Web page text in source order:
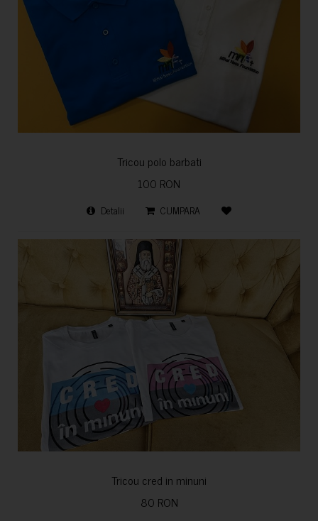
Tricou polo barbati
100 RON
Detalii CUMPARA
Tricou cred in minuni
80 RON